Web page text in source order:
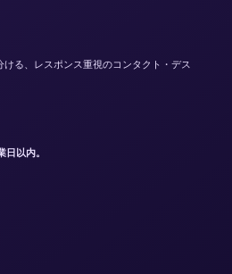
る、レスポンス重視のコンタクト・デス
以内。